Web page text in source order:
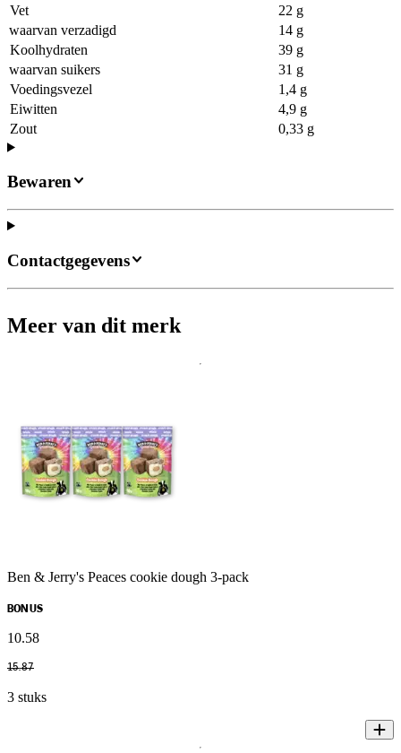
Vet
22 g
waarvan verzadigd
14 g
Koolhydraten
39 g
waarvan suikers
31 g
Voedingsvezel
1,4 g
Eiwitten
4,9 g
Zout
0,33 g
Bewaren
Contactgegevens
Meer van dit merk
Ben & Jerry's Peaces cookie dough 3-pack
BONUS
10.58
15.87
3 stuks